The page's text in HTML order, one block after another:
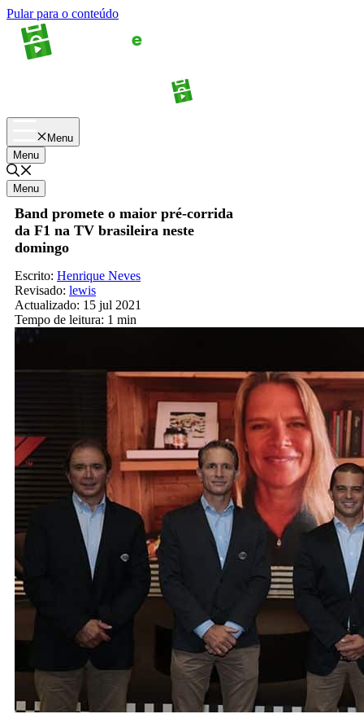
Pular para o conteúdo
Menu
Menu
Menu
Band promete o maior pré-corrida
da F1 na TV brasileira neste
domingo
Escrito: Henrique Neves
Revisado: lewis
Actualizado: 15 jul 2021
Tempo de leitura: 1 min